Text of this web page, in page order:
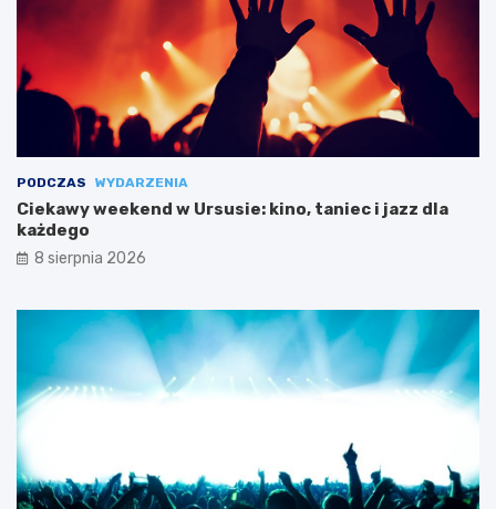
PODCZAS WYDARZENIA
Ciekawy weekend w Ursusie: kino, taniec i jazz dla
każdego
8 sierpnia 2026